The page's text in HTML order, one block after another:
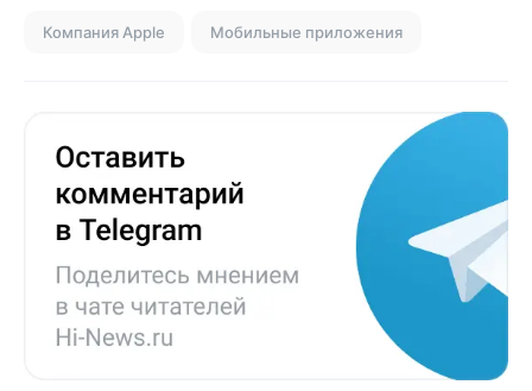
Компания Apple Мобильные приложения